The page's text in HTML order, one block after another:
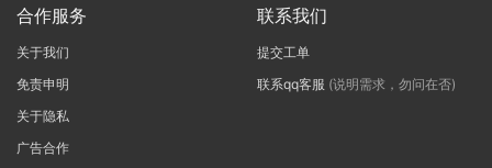
合作服务
关于我们
免责申明
关于隐私
广告合作
联系我们
提交工单
联系qq客服 (说明需求，勿问在否)